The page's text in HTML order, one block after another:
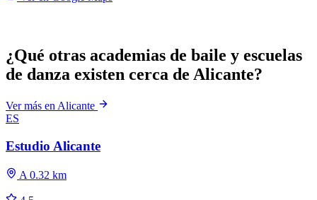
¿Qué otras academias de baile y escuelas
de danza existen cerca de Alicante?
Ver más en Alicante
ES
Estudio Alicante
A 0.32 km